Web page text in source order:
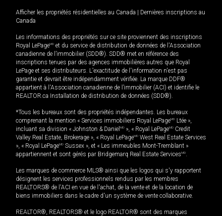
Afficher les propriétés résidentielles au Canada
Dernières inscriptions au
Canada
Les informations des propriétés sur ce site proviennent des inscriptions
Royal LePageMD et du service de distribution de données de l'Association
canadienne de l’immobilier (SDD®). SDD® met en référence des
inscriptions tenues par des agences immobilières autres que Royal
LePage et ses distributeurs. L'exactitude de l'information n'est pas
garantie et devrait être indépendamment vérifiée. La marque DDF®
appartient à l'Association canadienne de l’immobilier (ACI) et identifie le
REALTOR.ca Installation de distribution de données (SDD®).
*Tous les bureaux sont des propriétés indépendantes. Les bureaux
comprenant la mention « Services immobiliers Royal LePageMD Ltée »,
incluant sa division « Johnston & Daniel MD », « Royal LePageMD Credit
Valley Real Estate, Brokerage », « Royal LePageMD West Real Estate Services
», « Royal LePageMD Sussex », et « Les immeubles Mont-Tremblant »
appartiennent et sont gérés par Bridgemarq Real Estate ServicesMD.
Les marques de commerce MLS® ainsi que les logos qui s'y rapportent
désignent les services professionnels rendus par les membres
REALTORS® de l'ACI en vue de l'achat, de la vente et de la location de
biens immobiliers dans le cadre d'un système de vente collaborative.
REALTOR®, REALTORS® et le logo REALTOR® sont des marques